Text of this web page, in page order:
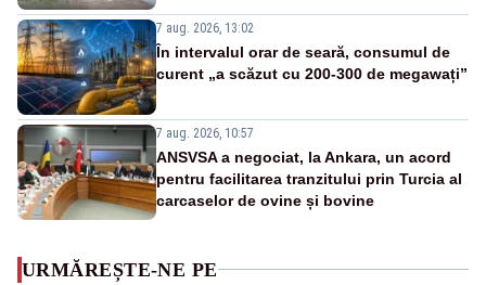
7 aug. 2026, 13:02
În intervalul orar de seară, consumul de
curent „a scăzut cu 200-300 de megawați”
7 aug. 2026, 10:57
ANSVSA a negociat, la Ankara, un acord
pentru facilitarea tranzitului prin Turcia al
carcaselor de ovine și bovine
URMĂREȘTE-NE PE